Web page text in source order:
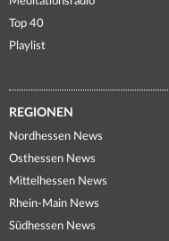
Top 40
Playlist
REGIONEN
Nordhessen News
Osthessen News
Mittelhessen News
Rhein-Main News
Südhessen News